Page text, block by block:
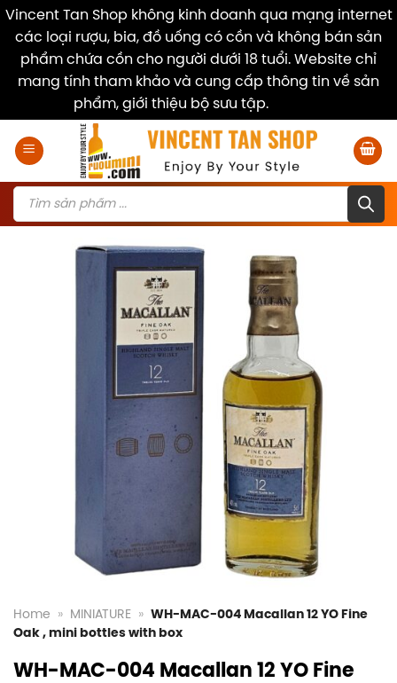
Vincent Tan Shop không kinh doanh qua mạng internet
các loại rượu, bia, đồ uống có cồn và không bán sản
phẩm chứa cồn cho người dưới 18 tuổi. Website chỉ
mang tính tham khảo và cung cấp thông tin về sản
phẩm, giới thiệu bộ sưu tập.
Products
search
Home » MINIATURE » WH-MAC-004 Macallan 12 YO Fine
Oak , mini bottles with box
WH-MAC-004 Macallan 12 YO Fine